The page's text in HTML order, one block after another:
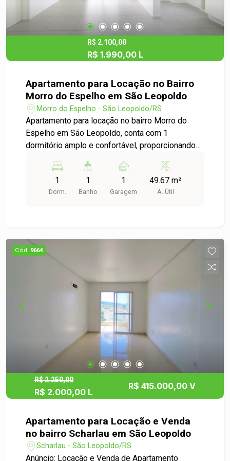
um dos bairros mais tranquilos e valorizados de
São Leopoldo, o imóvel oferece fácil acesso a
comércios, escolas, transporte público e áreas
de lazer. A região é conhecida pela sua
segurança e conveniência, proporcionando
conhecer e se encantar com seu novo lar!
R$ 2.100,00
R$ 1.990,00 L
Apartamento para Locação no Bairro
Morro do Espelho em São Leopoldo
Morro do Espelho - São Leopoldo/RS
Apartamento para locação no bairro Morro do
Espelho em São Leopoldo, conta com 1
dormitório amplo e confortável, proporcionando
sala de estar com ótima iluminação natural e
ventilação, criando um ambiente agradável e
acolhedor. A cozinha é integrada ao ambiente
conforto e praticidade. Além disso, o imóvel
dispõe de 1 vaga de garagem privativa. Com
ideal para quem busca morar em uma das
regiões mais valorizadas da cidade. Localizado
no bairro Morro do Espelho, está próximo a
supermercados, farmácias, escolas, restaurantes,
serviços essenciais e possui fácil acesso ao
Centro e às principais vias da cidade. Agende sua
visita e venha conhecer tudo o que este imóvel
tem a oferecer.
1
Dorm.
1
Banho
1
Garagem
49.67 m²
A. Útil
Cód. 9664
R$ 2.250,00
R$ 2.000,00 L
R$ 415.000,00 V
Apartamento para Locação e Venda
no bairro Scharlau em São Leopoldo
Scharlau - São Leopoldo/RS
Anúncio: Locação e Venda de Apartamento